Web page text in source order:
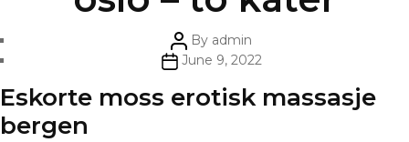
Post
author
By admin
PostJune 9, 2022
Eskorte moss erotisk massasje
bergen